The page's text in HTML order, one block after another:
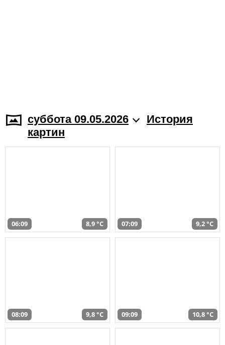
суббота 09.05.2026
История
картин
06:09 8,9 °C 07:09 9,2 °C
08:09 9,8 °C 09:09 10,8 °C